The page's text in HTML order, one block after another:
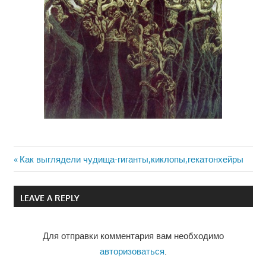
Навигация
по
Previous
Post:
Как выглядели чудища-гиганты,киклопы,гекатонхейры
LEAVE A REPLY
Для отправки комментария вам необходимо
авторизоваться